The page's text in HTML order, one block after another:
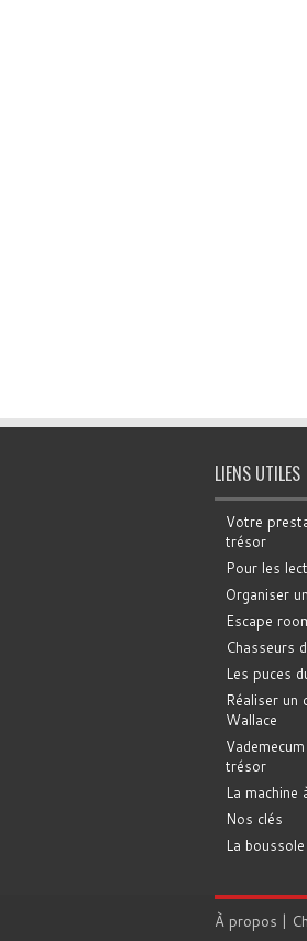
LIENS UTILES
Votre
trésor
Pour les
Organiser
Escape
Chasseurs
Les puces
Réaliser un
Wallace
trésor
La machine
Nos clés
La boussole
À propos |